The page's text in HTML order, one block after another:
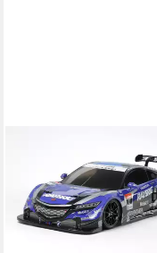
RC-Buggy Tamiya 1:10
Raybrig NSX Concept
02 1:10 Bausatz
162,42 €